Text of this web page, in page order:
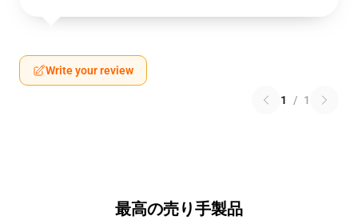
Write your review
1 / 1
最高の売り手製品